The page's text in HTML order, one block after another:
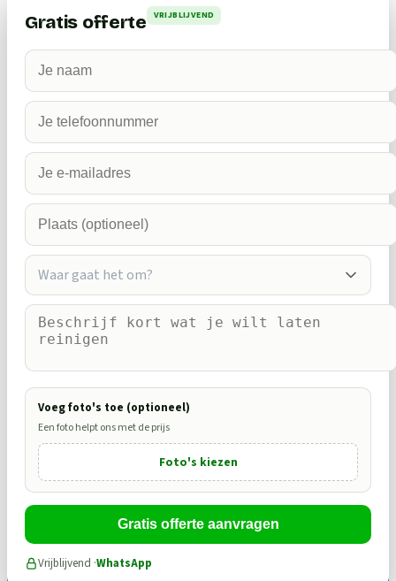
Gratis offerte VRIJBLIJVEND
Waar gaat het om?
Voeg foto's toe (optioneel)
Een foto helpt ons met de prijs
Foto's kiezen
Gratis offerte aanvragen
Vrijblijvend ·WhatsApp